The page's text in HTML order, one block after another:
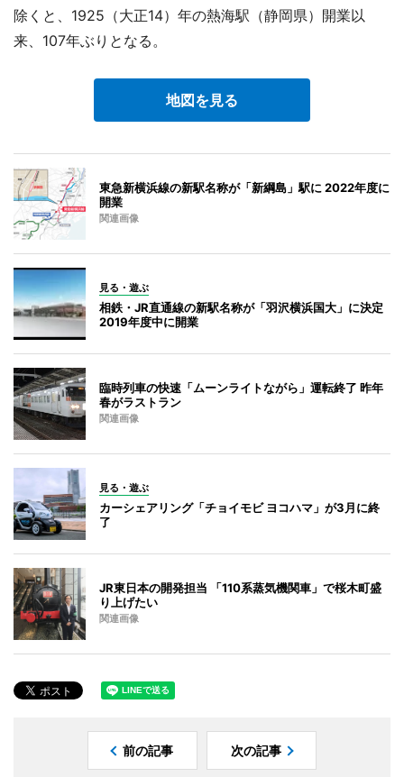
除くと、1925（大正14）年の熱海駅（静岡県）開業以
来、107年ぶりとなる。
地図を見る
東急新横浜線の新駅名称が「新綱島」駅に 2022年度に
開業
関連画像
見る・遊ぶ
相鉄・JR直通線の新駅名称が「羽沢横浜国大」に決定
2019年度中に開業
臨時列車の快速「ムーンライトながら」運転終了 昨年
春がラストラン
関連画像
見る・遊ぶ
カーシェアリング「チョイモビ ヨコハマ」が3月に終
了
JR東日本の開発担当 「110系蒸気機関車」で桜木町盛
り上げたい
関連画像
前の記事 次の記事